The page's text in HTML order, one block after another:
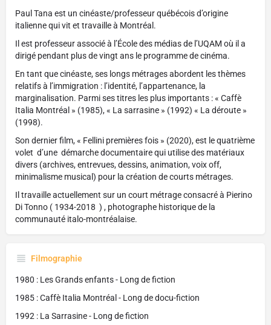
Paul Tana est un cinéaste/professeur québécois d’origine
italienne qui vit et travaille à Montréal.
Il est professeur associé à l’École des médias de l’UQAM où il a
dirigé pendant plus de vingt ans le programme de cinéma.
En tant que cinéaste, ses longs métrages abordent les thèmes
relatifs à l’immigration : l’identité, l’appartenance, la
marginalisation. Parmi ses titres les plus importants : « Caffè
Italia Montréal » (1985), « La sarrasine » (1992) « La déroute »
(1998).
Son dernier film, « Fellini premières fois » (2020), est le quatrième
volet d’une démarche documentaire qui utilise des matériaux
divers (archives, entrevues, dessins, animation, voix off,
minimalisme musical) pour la création de courts métrages.
Il travaille actuellement sur un court métrage consacré à Pierino
Di Tonno ( 1934-2018 ) , photographe historique de la
communauté italo-montréalaise.
Filmographie
1980 : Les Grands enfants - Long de fiction
1985 : Caffè Italia Montréal - Long de docu-fiction
1992 : La Sarrasine - Long de fiction